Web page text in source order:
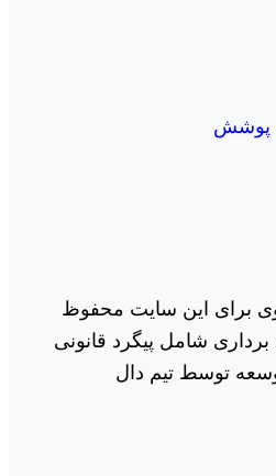
پوشش
برای این سایت محفوظ
شامل پیگرد قانونی
توسط تیم دال